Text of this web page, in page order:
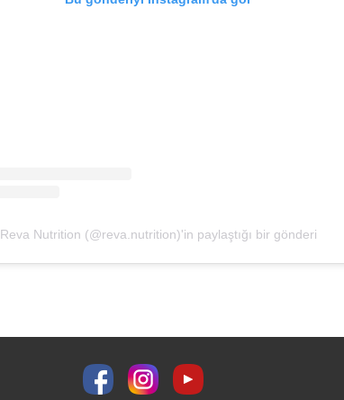
Reva Nutrition (@reva.nutrition)'in paylaştığı bir gönderi